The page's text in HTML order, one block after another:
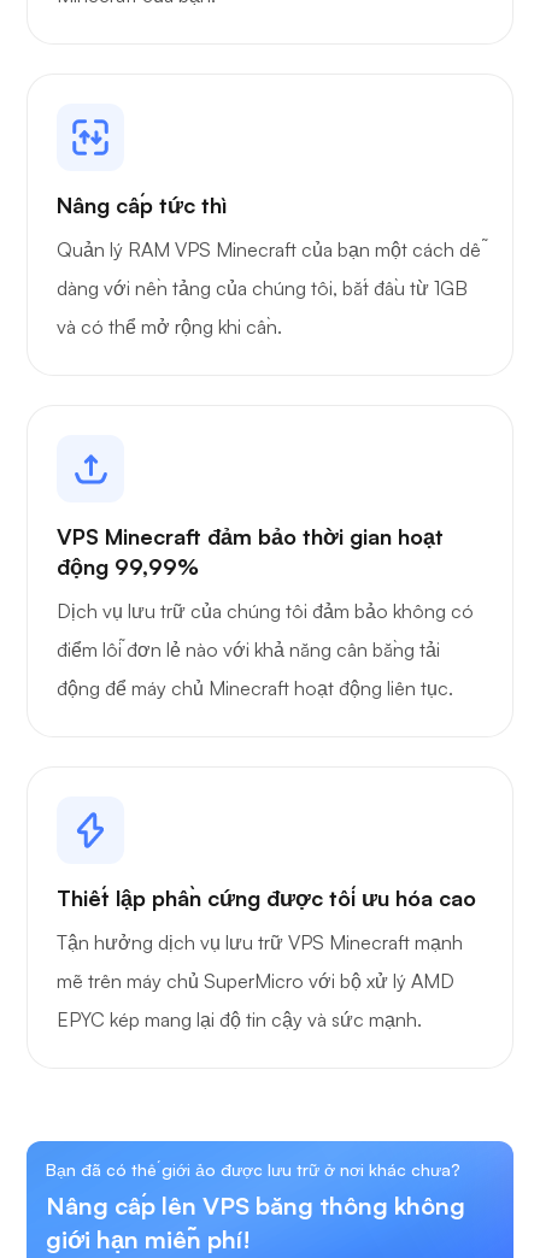
Nâng cấp tức thì
Quản lý RAM VPS Minecraft của bạn một cách dễ
dàng với nền tảng của chúng tôi, bắt đầu từ 1GB
và có thể mở rộng khi cần.
VPS Minecraft đảm bảo thời gian hoạt
động 99,99%
Dịch vụ lưu trữ của chúng tôi đảm bảo không có
điểm lỗi đơn lẻ nào với khả năng cân bằng tải
động để máy chủ Minecraft hoạt động liên tục.
Thiết lập phần cứng được tối ưu hóa cao
Tận hưởng dịch vụ lưu trữ VPS Minecraft mạnh
mẽ trên máy chủ SuperMicro với bộ xử lý AMD
EPYC kép mang lại độ tin cậy và sức mạnh.
Bạn đã có thế giới ảo được lưu trữ ở nơi khác chưa?
Nâng cấp lên VPS băng thông không
giới hạn miễn phí!